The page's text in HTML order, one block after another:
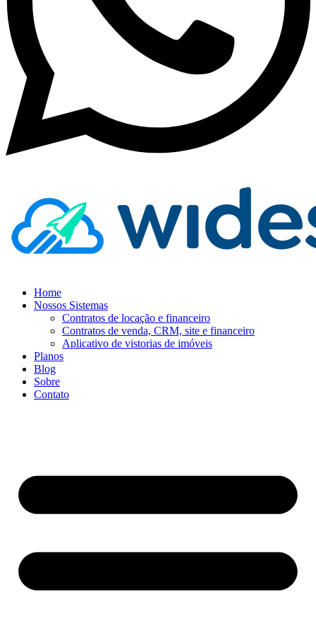
Home
Nossos Sistemas
Contratos de locação e financeiro
Contratos de venda, CRM, site e financeiro
Aplicativo de vistorias de imóveis
Planos
Blog
Sobre
Contato